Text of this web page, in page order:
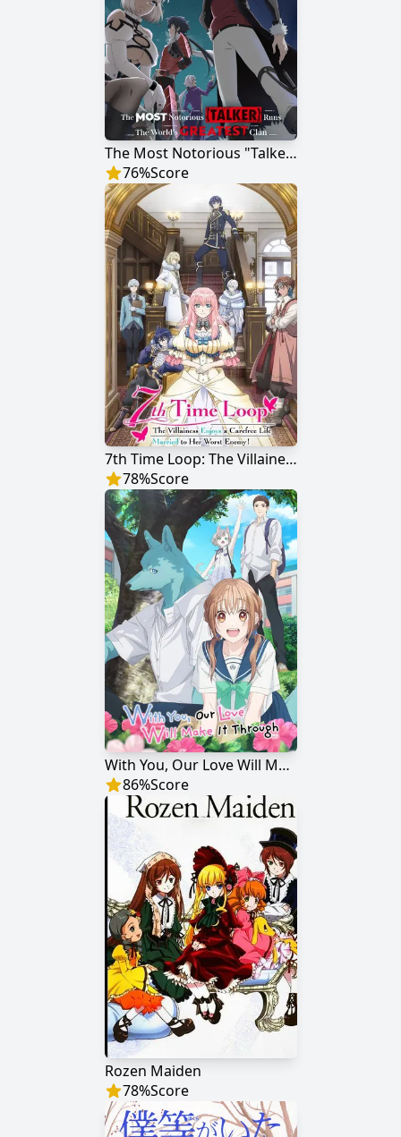
The Most Notorious "Talker" Runs the World's Greatest Clan
76%Score
7th Time Loop: The Villainess Enjoys a Carefree Life Married to Her Worst Enemy!
78%Score
With You, Our Love Will Make It Through
86%Score
Rozen Maiden
78%Score